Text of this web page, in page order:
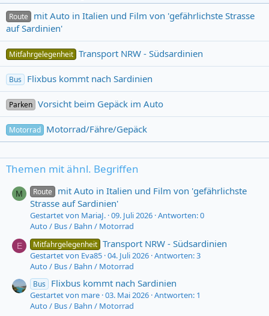
Route
mit Auto in Italien und Film von 'gefährlichste Strasse
auf Sardinien'
Mitfahrgelegenheit Transport NRW - Südsardinien
Bus Flixbus kommt nach Sardinien
Parken Vorsicht beim Gepäck im Auto
Motorrad Motorrad/Fähre/Gepäck
Themen mit ähnl. Begriffen
M Route
mit Auto in Italien und Film von 'gefährlichste
Strasse auf Sardinien'
Gestartet von MariaJ. 09. Juli 2026 Antworten: 0
Auto / Bus / Bahn / Motorrad
E Mitfahrgelegenheit Transport NRW - Südsardinien
Gestartet von Eva85 04. Juli 2026 Antworten: 3
Auto / Bus / Bahn / Motorrad
Bus Flixbus kommt nach Sardinien
Gestartet von mare 03. Mai 2026 Antworten: 1
Auto / Bus / Bahn / Motorrad